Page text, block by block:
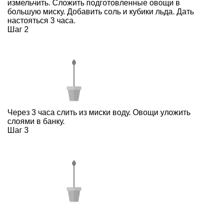
измельчить. Сложить подготовленные овощи в
большую миску. Добавить соль и кубики льда. Дать
настояться 3 часа.
Шаг 2
Через 3 часа слить из миски воду. Овощи уложить
слоями в банку.
Шаг 3